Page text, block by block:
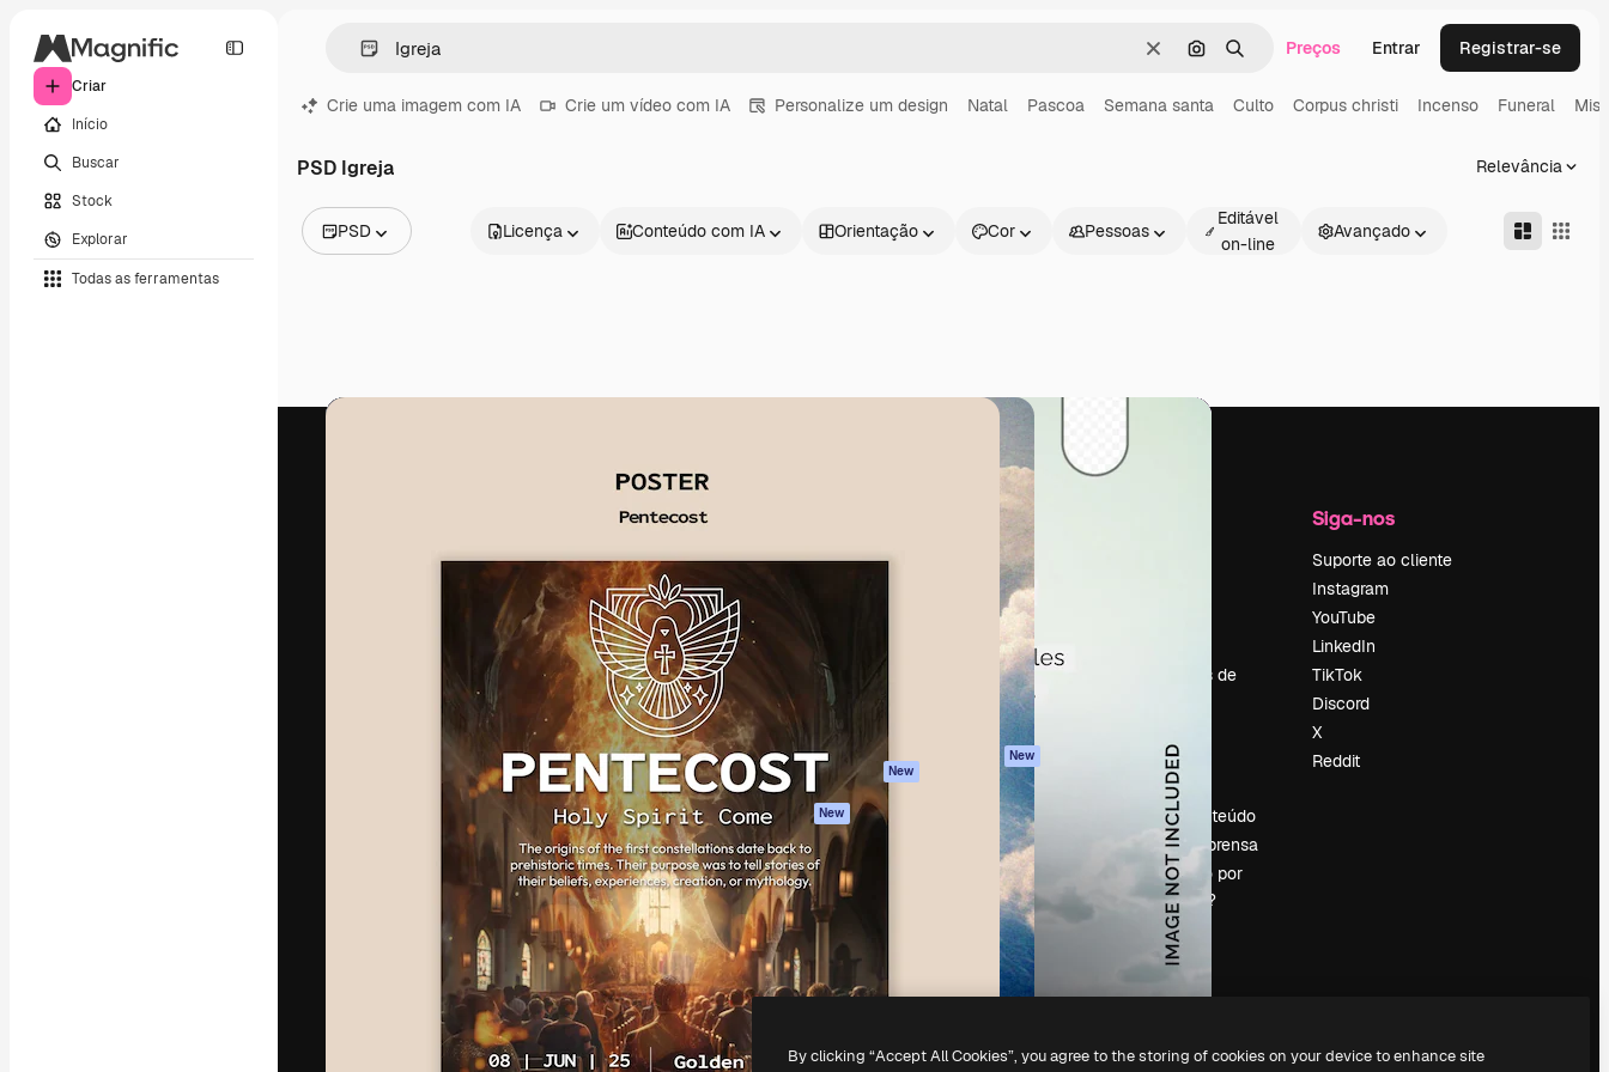
Criar
Início
Buscar
Stock
Explorar
Todas as ferramentas
LimparPesquisar por imagem
BuscarPreços Entrar Registrar-se
Crie uma imagem com IA Crie um vídeo com IA Personalize um design Natal Pascoa Semana santa Culto Corpus christi Incenso Funeral
PSD Igreja Relevância
PSD
Vídeos
Licença Conteúdo com IA Orientação Cor Pessoas
Editável
on-line
Avançado
seu melhor trabalho. Mais de 1 milhão de
assinantes entre criativos, empresas,
agências e estúdios.
Português
Spaces
Gerador de
imagens
Gerador de vídeos
Texto para voz
Conteúdo de stock
MCP para
Claude/ChatGPT
New
Agentes New
API
App móvel
Todas as
ferramentas
Começar
Academy
Documentação
Atendimento
Termos e
condições
Política de
privacidade
Originais New
Política de cookies
Central de
confiabilidade
Afiliados
Empresas
Tendências de
Eventos
Slidesgo
Vender conteúdo
Sala de imprensa
Procurando por
magnific.ai?
Siga-nos
Suporte ao cliente
Instagram
YouTube
LinkedIn
TikTok
Discord
X
Reddit
Copyright © 2010-2026Freepik Company S.L.U. Todos os direitos reservados.
By clicking “Accept All Cookies”, you agree to the storing of cookies on your device to enhance site